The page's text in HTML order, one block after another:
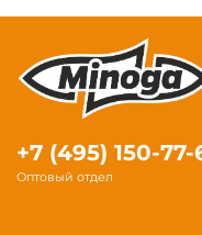
+7 (495) 150-77-
Оптовый отдел